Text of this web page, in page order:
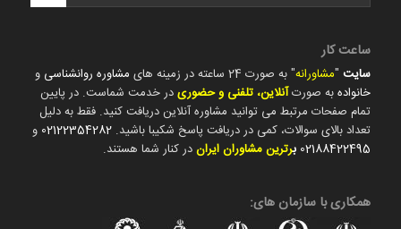
ساعت کار
سایت"مشاورانه" به صورت 24 ساعته در زمینه های مشاوره روانشناسی و
خانوادهبه صورتآنلاین، تلفنی و حضوریدر خدمت شماست. در پایین
تمام صفحات مرتبط می توانید مشاوره آنلاین دریافت کنید. فقط به دلیل
تعداد بالای سوالات، کمی در دریافت پاسخ شکیبا باشید. 02122354282 و
02188422495 برترین مشاوران ایراندر کنار شما هستند.
همکاری با سازمان های: